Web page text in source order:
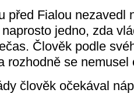
před Fialou nezavedl
jedno, zda
Člověk podle
rozhodně se
člověk očekával